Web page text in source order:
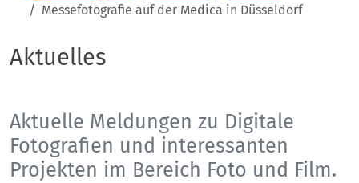
Messefotografie auf der Medica in Düsseldorf
Aktuelles
Aktuelle Meldungen zu Digitale
Fotografien und interessanten
Projekten im Bereich Foto und Film.